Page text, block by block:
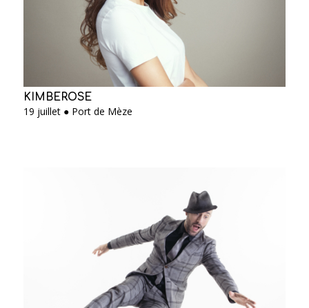
KIMBEROSE
19 juillet ● Port de Mèze